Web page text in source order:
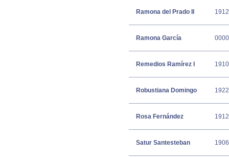
Ramona del Prado II
Ramona García
Remedios Ramírez I
Robustiana Domingo
Rosa Fernández
Satur Santesteban